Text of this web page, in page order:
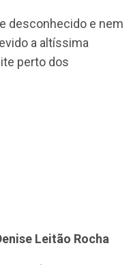
desconhecido e nem
a altíssima
perto dos
Leitão Rocha